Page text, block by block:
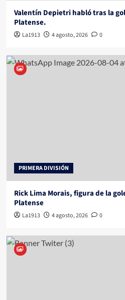
Valentín Depietri habló tras la
Platense.
La1913 4 agosto, 2026 0
PRIMERA DIVISIÓN
Rick Lima Morais, figura de la
Platense
La1913 4 agosto, 2026 0